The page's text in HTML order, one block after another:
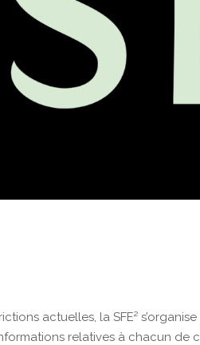
actuelles, la SFE²
relatives à chacun de